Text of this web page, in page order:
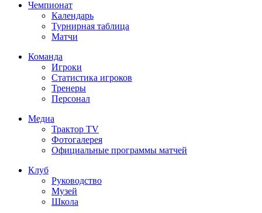
Чемпионат
Календарь
Турнирная таблица
Матчи
Команда
Игроки
Статистика игроков
Тренеры
Персонал
Медиа
Трактор TV
Фотогалерея
Официальные программы матчей
Клуб
Руководство
Музей
Школа